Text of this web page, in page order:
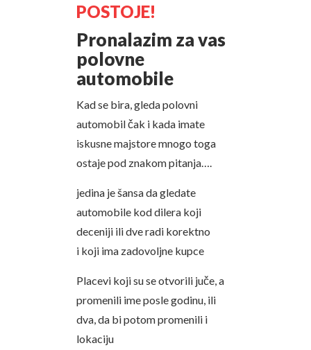
POSTOJE!
Pronalazim za vas
polovne
automobile
Kad se bira, gleda polovni
automobil čak i kada imate
iskusne majstore mnogo toga
ostaje pod znakom pitanja….
jedina je šansa da gledate
automobile kod dilera koji
deceniji ili dve radi korektno
i koji ima zadovoljne kupce
Placevi koji su se otvorili juče, a
promenili ime posle godinu, ili
dva, da bi potom promenili i
lokaciju